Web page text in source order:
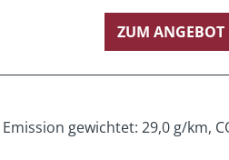
ZUM ANGEBOT
Emission gewichtet: 29,0 g/km,